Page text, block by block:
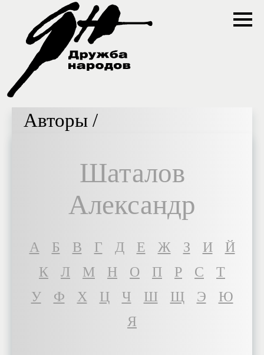
Авторы /
Шаталов
Александр
A Б В Г Д Е Ж З И
Й
К
Л М Н О П Р С
Т
У
Ф Х Ц Ч Ш Щ Э
Ю
Я